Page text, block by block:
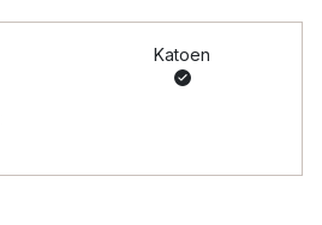
Katoen